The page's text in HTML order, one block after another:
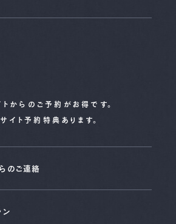
からのご予約がお得です。
イト予約特典あります。
のご連絡